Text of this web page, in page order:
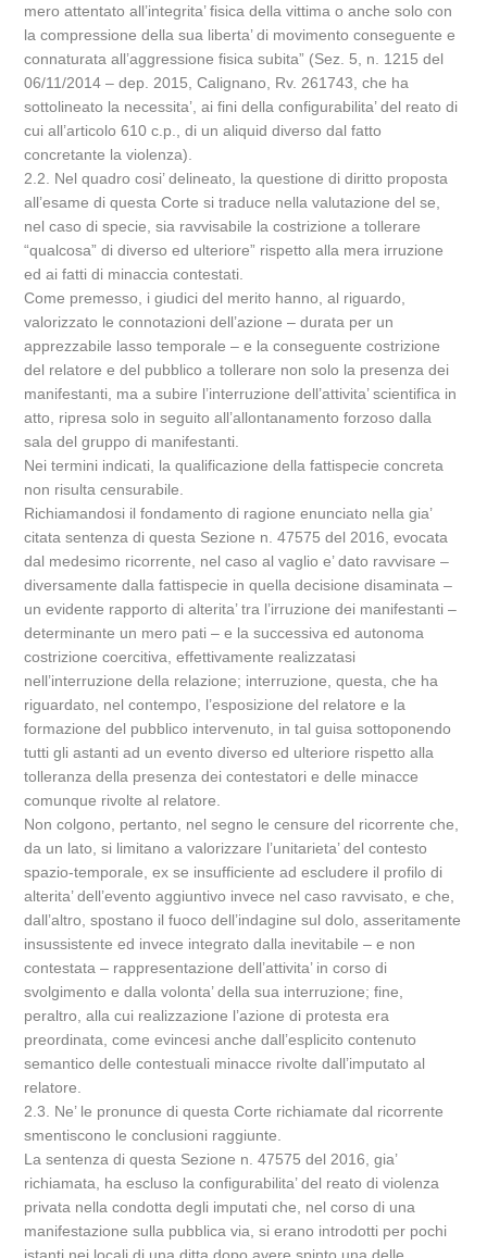
mero attentato all’integrita’ fisica della vittima o anche solo con
la compressione della sua liberta’ di movimento conseguente e
connaturata all’aggressione fisica subita” (Sez. 5, n. 1215 del
06/11/2014 – dep. 2015, Calignano, Rv. 261743, che ha
sottolineato la necessita’, ai fini della configurabilita’ del reato di
cui all’articolo 610 c.p., di un aliquid diverso dal fatto
concretante la violenza).
2.2. Nel quadro cosi’ delineato, la questione di diritto proposta
all’esame di questa Corte si traduce nella valutazione del se,
nel caso di specie, sia ravvisabile la costrizione a tollerare
“qualcosa” di diverso ed ulteriore” rispetto alla mera irruzione
ed ai fatti di minaccia contestati.
Come premesso, i giudici del merito hanno, al riguardo,
valorizzato le connotazioni dell’azione – durata per un
apprezzabile lasso temporale – e la conseguente costrizione
del relatore e del pubblico a tollerare non solo la presenza dei
manifestanti, ma a subire l’interruzione dell’attivita’ scientifica in
atto, ripresa solo in seguito all’allontanamento forzoso dalla
sala del gruppo di manifestanti.
Nei termini indicati, la qualificazione della fattispecie concreta
non risulta censurabile.
Richiamandosi il fondamento di ragione enunciato nella gia’
citata sentenza di questa Sezione n. 47575 del 2016, evocata
dal medesimo ricorrente, nel caso al vaglio e’ dato ravvisare –
diversamente dalla fattispecie in quella decisione disaminata –
un evidente rapporto di alterita’ tra l’irruzione dei manifestanti –
determinante un mero pati – e la successiva ed autonoma
costrizione coercitiva, effettivamente realizzatasi
nell’interruzione della relazione; interruzione, questa, che ha
riguardato, nel contempo, l’esposizione del relatore e la
formazione del pubblico intervenuto, in tal guisa sottoponendo
tutti gli astanti ad un evento diverso ed ulteriore rispetto alla
tolleranza della presenza dei contestatori e delle minacce
comunque rivolte al relatore.
Non colgono, pertanto, nel segno le censure del ricorrente che,
da un lato, si limitano a valorizzare l’unitarieta’ del contesto
spazio-temporale, ex se insufficiente ad escludere il profilo di
alterita’ dell’evento aggiuntivo invece nel caso ravvisato, e che,
dall’altro, spostano il fuoco dell’indagine sul dolo, asseritamente
insussistente ed invece integrato dalla inevitabile – e non
contestata – rappresentazione dell’attivita’ in corso di
svolgimento e dalla volonta’ della sua interruzione; fine,
peraltro, alla cui realizzazione l’azione di protesta era
preordinata, come evincesi anche dall’esplicito contenuto
semantico delle contestuali minacce rivolte dall’imputato al
relatore.
2.3. Ne’ le pronunce di questa Corte richiamate dal ricorrente
smentiscono le conclusioni raggiunte.
La sentenza di questa Sezione n. 47575 del 2016, gia’
richiamata, ha escluso la configurabilita’ del reato di violenza
privata nella condotta degli imputati che, nel corso di una
manifestazione sulla pubblica via, si erano introdotti per pochi